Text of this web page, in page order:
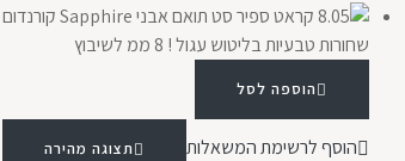
הוספה לסל
הוסף לרשימת המשאלות תצוגה מהירה